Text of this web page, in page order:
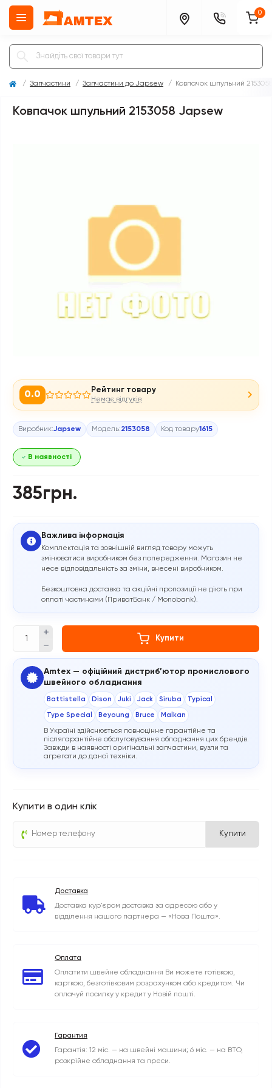
0
Запчастини Запчастини до Japsew Ковпачок шпульний
Ковпачок шпульний 2153058 Japsew
0.0 Рейтинг товару
Немає відгуків
Виробник:Japsew Модель:2153058 Код товару1615
В наявності
385грн.
Важлива інформація
Комплектація та зовнішній вигляд товару можуть
змінюватися виробником без попередження. Магазин не
несе відповідальність за зміни, внесені виробником.
Безкоштовна доставка та акційні пропозиції не діють при
оплаті частинами (ПриватБанк / Monobank).
Купити
Amtex — офіційний дистриб’ютор промислового
швейного обладнання
Battistella Dison Juki Jack Siruba Typical
Type Special Beyoung Bruce Malkan
В Україні здійснюється повноцінне гарантійне та
післягарантійне обслуговування обладнання цих брендів.
Завжди в наявності оригінальні запчастини, вузли та
агрегати до даної техніки.
Купити в один клік
Купити
Доставка
Доставка кур'єром доставка за адресою або у
відділення нашого партнера — «Нова Пошта».
Оплата
Оплатити швейне обладнання Ви можете готівкою,
карткою, безготівковим розрахунком або кредитом. Чи
оплачуй посилку у кредит у Новій пошті.
Гарантия
Гарантія: 12 міс. — на швейні машини; 6 міс. — на ВТО,
розкрійне обладнання та преси.